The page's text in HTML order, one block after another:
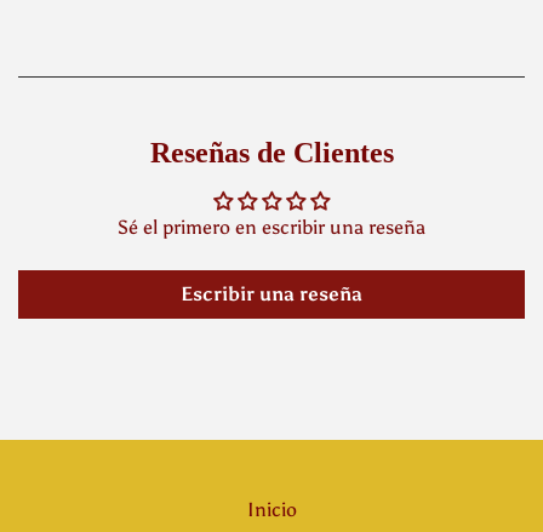
Reseñas de Clientes
Sé el primero en escribir una reseña
Escribir una reseña
Inicio